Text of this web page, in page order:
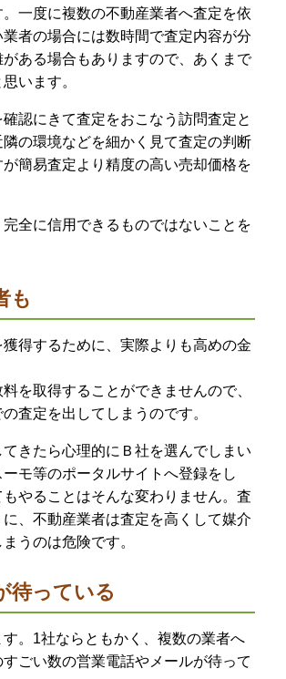
一度に複数の不動産業者へ査定を依
者の場合には数時間で査定内容が分
ある場合もありますので、あくまで
います。
認にきて査定をおこなう訪問査定と
の環境などを細かく見て査定の判断
簡易査定より精度の高い売却価格を
全に信用できるものではないことを
も
得するために、実際よりも高めの金
を取得することができませんので、
査定を出してしまうのです。
きたら心理的にＢ社を選んでしまい
モ等のポータルサイトへ登録をし
やることはそんな変わりません。査
、不動産業者は査定を高くして媒介
うのは危険です。
待っている
。1社ならともかく、複数の業者へ
ごい数の営業電話やメールが待って